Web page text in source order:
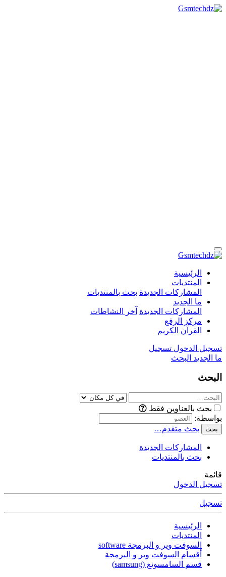
الرئيسية
المنتديات
المشاركات الجديدة بحث بالمنتديات
ما الجديد
المشاركات الجديدة آخر النشاطات
مركز الرفع
القرآن الكريم
تسجيل الدخول تسجيل
ما الجديد البحث
البحث
بحث بالعناوين فقط
بواسطة:
بحث بحث متقدم…
المشاركات الجديدة
بحث بالمنتديات
قائمة
تسجيل الدخول
تسجيل
الرئيسية
المنتديات
السوفت وير و البرمجة software
أقسام السوفت وير و البرمجة
قسم السامسونغ (samsung)